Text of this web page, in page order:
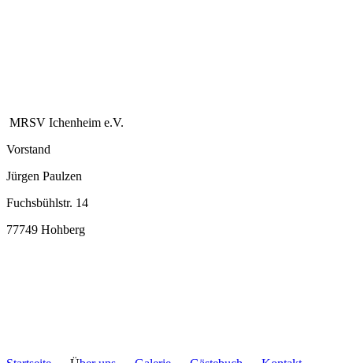
MRSV Ichenheim e.V.
Vorstand
Jürgen Paulzen
Fuchsbühlstr. 14
77749 Hohberg